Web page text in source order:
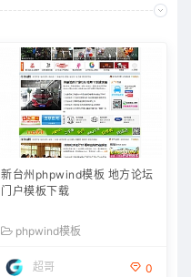
新台州phpwind模板 地方论坛
门户模板下载
phpwind模板
超哥 0